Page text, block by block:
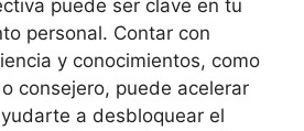
puede ser clave en tu
personal. Contar con
y conocimientos, como
consejero, puede acelerar
a desbloquear el